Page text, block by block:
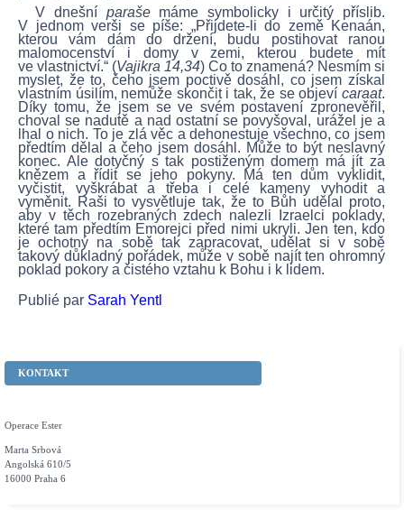
V dnešní parašemáme symbolicky i určitý příslib.
V jednom verši se píše: „Přijdete-li do země Kenaán,
kterou vám dám do držení, budu postihovat ranou
malomocenství i domy v zemi, kterou budete mít
ve vlastnictví.“ (Vajikra 14,34) Co to znamená? Nesmím si
myslet, že to, čeho jsem poctivě dosáhl, co jsem získal
vlastním úsilím, nemůže skončit i tak, že se objeví caraat.
Díky tomu, že jsem se ve svém postavení zpronevěřil,
choval se nadutě a nad ostatní se povyšoval, urážel je a
lhal o nich. To je zlá věc a dehonestuje všechno, co jsem
předtím dělal a čeho jsem dosáhl. Může to být neslavný
konec. Ale dotyčný s tak postiženým domem má jít za
knězem a řídit se jeho pokyny. Má ten dům vyklidit,
vyčistit, vyškrábat a třeba i celé kameny vyhodit a
vyměnit. Raši to vysvětluje tak, že to Bůh udělal proto,
aby v těch rozebraných zdech nalezli Izraelci poklady,
které tam předtím Emorejci před nimi ukryli. Jen ten, kdo
je ochotný na sobě tak zapracovat, udělat si v sobě
takový důkladný pořádek, může v sobě najít ten ohromný
poklad pokory a čistého vztahu k Bohu i k lidem.
Publié par Sarah Yentl
KONTAKT
Operace Ester
Marta Srbová
Angolská 610/5
16000 Praha 6